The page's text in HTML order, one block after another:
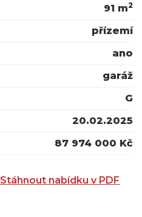
91 m2
přízemí
ano
garáž
G
20.02.2025
87 974 000 Kč
Stáhnout nabídku v PDF